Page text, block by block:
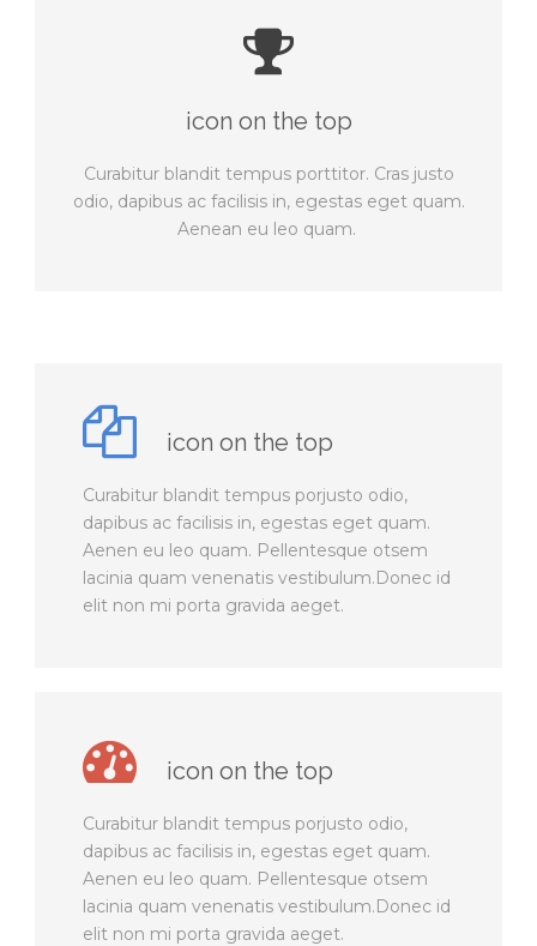
icon on the top
Curabitur blandit tempus porttitor. Cras justo
odio, dapibus ac facilisis in, egestas eget quam.
Aenean eu leo quam.
icon on the top
Curabitur blandit tempus porjusto odio,
dapibus ac facilisis in, egestas eget quam.
Aenen eu leo quam. Pellentesque otsem
lacinia quam venenatis vestibulum.Donec id
elit non mi porta gravida aeget.
icon on the top
Curabitur blandit tempus porjusto odio,
dapibus ac facilisis in, egestas eget quam.
Aenen eu leo quam. Pellentesque otsem
lacinia quam venenatis vestibulum.Donec id
elit non mi porta gravida aeget.